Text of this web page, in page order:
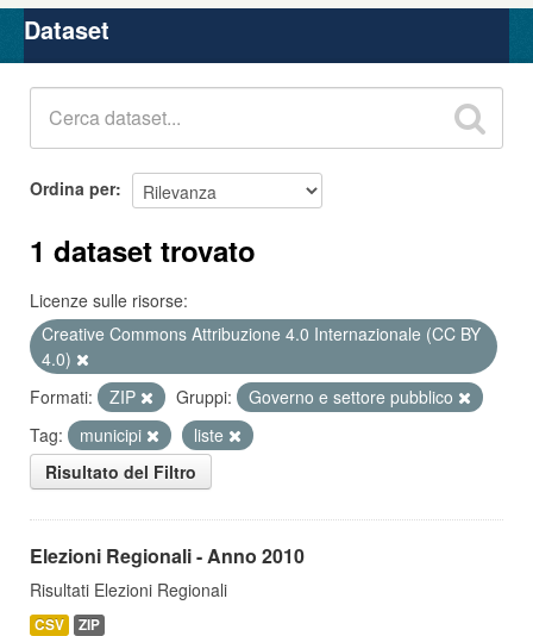
Organizzazioni
Gruppi
Dataset
Ordina per
1 dataset trovato
Licenze sulle risorse:
Creative Commons Attribuzione 4.0 Internazionale (CC BY
4.0)
Formati:
ZIP Gruppi:
Governo e settore pubblico
Tag:
municipi
liste
Risultato del Filtro
Elezioni Regionali - Anno 2010
Risultati Elezioni Regionali
CSV ZIP